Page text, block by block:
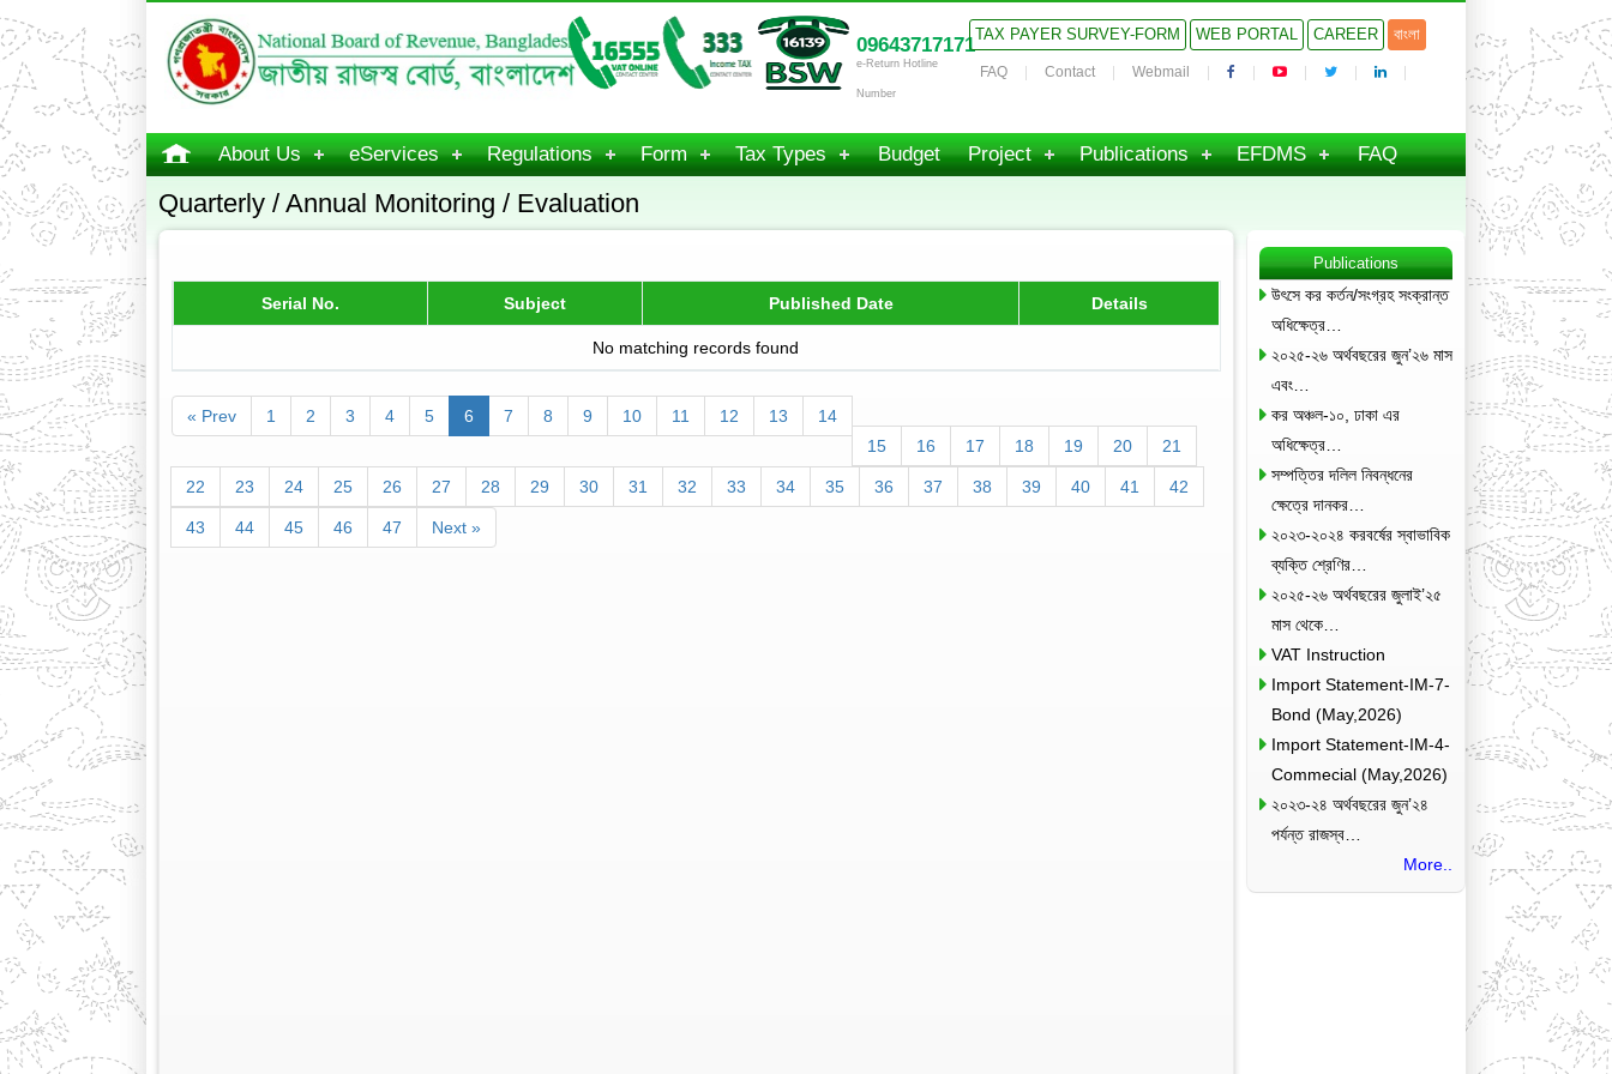
09643717171
e-Return Hotline
Number
TAX PAYER SURVEY-FORM WEB PORTAL CAREER বাংলা
FAQ Contact Webmail
About Us eServices Regulations Form Tax Types Budget Project Publications EFDMS FAQ
Quarterly / Annual Monitoring / Evaluation
Serial No. Subject Published Date Details
No matching records found
« Prev 1 2 3 4 5 6 7 8 9 10 11 12 13
14
15
16 17 18 19 20 21
22 23 24 25 26 27 28 29 30 31 32 33 34 35 36 37 38 39 40 41 42
43 44 45 46 47 Next »
Publications
উৎসে কর কর্তন/সংগ্রহ সংক্রান্ত
অধিক্ষেত্র…
২০২৫-২৬ অর্থবছরের জুন’২৬ মাস
এবং…
কর অঞ্চল-১০, ঢাকা এর
অধিক্ষেত্র…
সম্পত্তির দলিল নিবন্ধনের
ক্ষেত্রে দানকর…
২০২৩-২০২৪ করবর্ষের স্বাভাবিক
ব্যক্তি শ্রেণির…
২০২৫-২৬ অর্থবছরের জুলাই’২৫
মাস থেকে…
VAT Instruction
Import Statement-IM-7-
Bond (May,2026)
Import Statement-IM-4-
Commecial (May,2026)
২০২৩-২৪ অর্থবছরের জুন’২৪
পর্যন্ত রাজস্ব…
More..